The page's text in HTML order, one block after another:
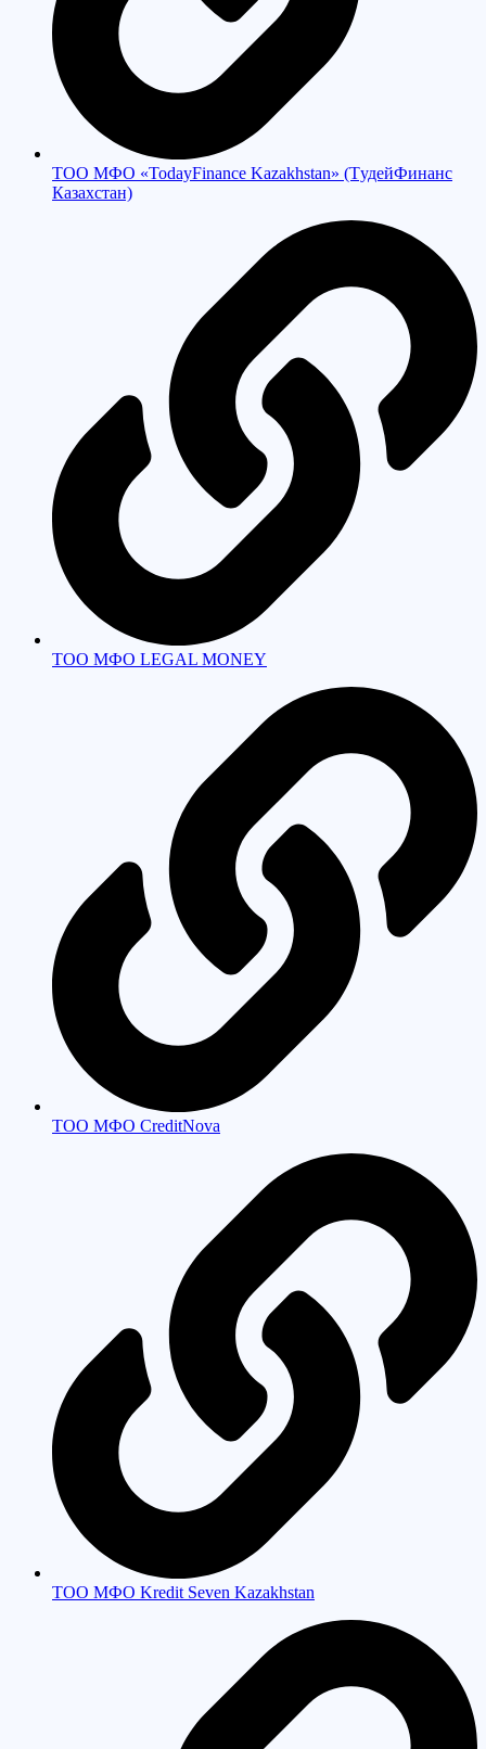
TOO MФO «TodayFinance Kazakhstan» (TудeйФинaнc
Кaзaxcтaн)
ТОО МФО LEGAL MONEY
ТОО МФО CreditNova
ТОО МФО Kredit Seven Kazakhstan